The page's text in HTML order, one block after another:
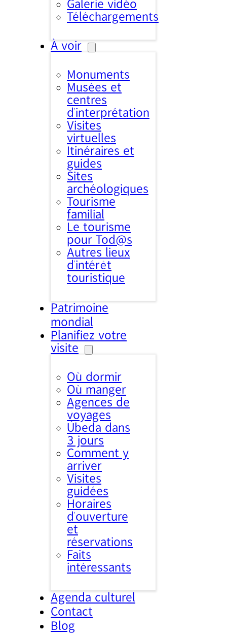
Galerie vidéo
Téléchargements
À voir
Monuments
Musées et
centres
d’interprétation
Visites
virtuelles
Itinéraires et
guides
Sites
archéologiques
Tourisme
familial
Le tourisme
pour Tod@s
Autres lieux
d'intérêt
touristique
Patrimoine
mondial
Planifiez votre
visite
Où dormir
Où manger
Agences de
voyages
Úbeda dans
3 jours
Comment y
arriver
Visites
guidées
Horaires
d’ouverture
et
réservations
Faits
intéressants
Agenda culturel
Contact
Blog